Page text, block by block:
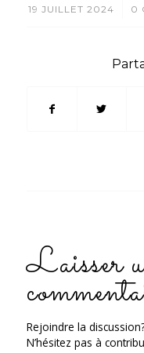
19 JUILLET 2024
/ 0
Laisser
Rejoindre la
N’hésitez pas à